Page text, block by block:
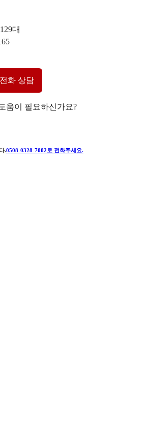
129대
전화 상담
움이 필요하신가요?
.0508-0328-7002 로 전화주세요.